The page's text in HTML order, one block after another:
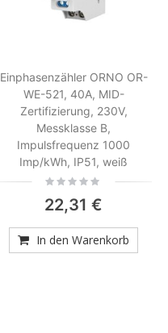
Einphasenzähler ORNO OR-
WE-521, 40A, MID-
Zertifizierung, 230V,
Messklasse B,
Impulsfrequenz 1000
Imp/kWh, IP51, weiß
Rating:
22,31 €
In den Warenkorb